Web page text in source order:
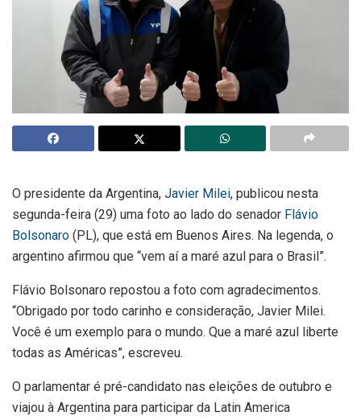
O presidente da Argentina, Javier Milei, publicou nesta
segunda-feira (29) uma foto ao lado do senador Flávio
Bolsonaro (PL), que está em Buenos Aires. Na legenda, o
argentino afirmou que “vem aí a maré azul para o Brasil”.
Flávio Bolsonaro repostou a foto com agradecimentos.
“Obrigado por todo carinho e consideração, Javier Milei.
Você é um exemplo para o mundo. Que a maré azul liberte
todas as Américas”, escreveu.
O parlamentar é pré-candidato nas eleições de outubro e
viajou à Argentina para participar da Latin America